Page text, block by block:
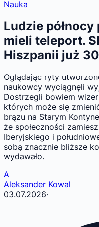
Nauka
Ludzie
mieli teleport.
Hiszpanii już
Oglądając ryty
naukowcy wyciągnęli
Dostrzegli bowiem
których może się
brązu na Starym
że społeczności
Iberyjskiego i
sobą znacznie bliższe
wydawało.
A
Aleksander Kowal
03.07.2026·